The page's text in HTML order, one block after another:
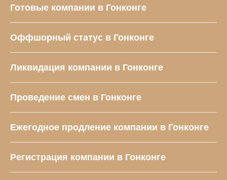
Готовые компании в Гонконге
Оффшорный статус в Гонконге
Ликвидация компании в Гонконге
Проведение смен в Гонконге
Ежегодное продление компании в Гонконге
Регистрация компании в Гонконге